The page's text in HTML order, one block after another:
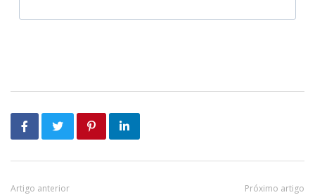
Artigo anterior Próximo artigo